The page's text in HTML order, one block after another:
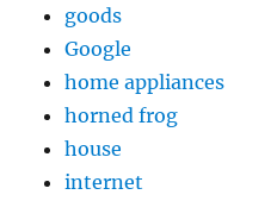
goods
Google
home appliances
horned frog
house
internet